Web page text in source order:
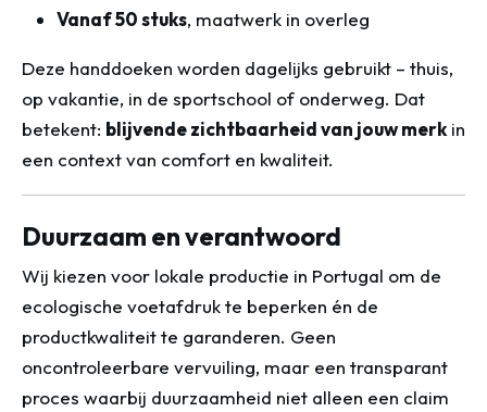
Vanaf 50 stuks, maatwerk in overleg
Deze handdoeken worden dagelijks gebruikt – thuis,
op vakantie, in de sportschool of onderweg. Dat
betekent: blijvende zichtbaarheid van jouw merk in
een context van comfort en kwaliteit.
Duurzaam en verantwoord
Wij kiezen voor lokale productie in Portugal om de
ecologische voetafdruk te beperken én de
productkwaliteit te garanderen. Geen
oncontroleerbare vervuiling, maar een transparant
proces waarbij duurzaamheid niet alleen een claim